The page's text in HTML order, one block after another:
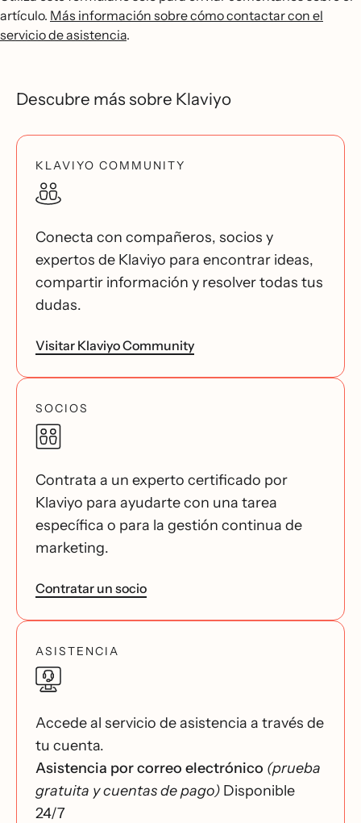
artículo. Más información sobre cómo contactar con el
servicio de asistencia.
Descubre más sobre Klaviyo
KLAVIYO COMMUNITY
Conecta con compañeros, socios y
expertos de Klaviyo para encontrar ideas,
compartir información y resolver todas tus
dudas.
Visitar Klaviyo Community
SOCIOS
Contrata a un experto certificado por
Klaviyo para ayudarte con una tarea
específica o para la gestión continua de
marketing.
Contratar un socio
ASISTENCIA
Accede al servicio de asistencia a través de
tu cuenta.
Asistencia por correo electrónico (prueba
gratuita y cuentas de pago) Disponible
24/7